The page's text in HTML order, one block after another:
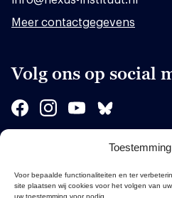
Voor bepaalde functionaliteiten en ter
site plaatsen wij cookies voor het volgen van
uw toestemming voor nodig.
Meer contactgegevens
Volg ons op social